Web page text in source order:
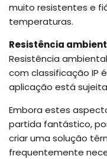
muito resistentes e
temperaturas.
Resistência
Resistência
com classificação IP
aplicação está
Embora estes
partida fantástico,
criar uma solução
frequentemente